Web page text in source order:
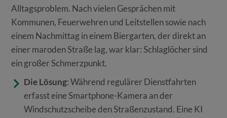
Alltagsproblem. Nach vielen Gesprächen mit
Kommunen, Feuerwehren und Leitstellen sowie nach
einem Nachmittag in einem Biergarten, der direkt an
einer maroden Straße lag, war klar: Schlaglöcher sind
ein großer Schmerzpunkt.
Die Lösung: Während regulärer Dienstfahrten
erfasst eine Smartphone-Kamera an der
Windschutzscheibe den Straßenzustand. Eine KI